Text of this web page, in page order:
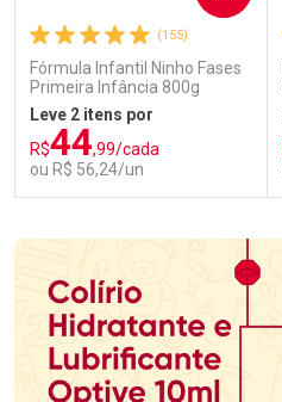
(155)
Fórmula Infantil Ninho Fases
Primeira Infância 800g
Leve 2 itens por
R$44,99/cada
ou R$ 56,24/un